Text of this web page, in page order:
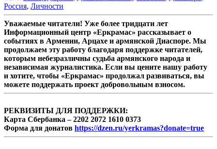
Россия, Личности
Уважаемые читатели! Уже более тридцати лет
Информационный центр «Еркрамас» рассказывает о
событиях в Армении, Арцахе и армянской Диаспоре. Мы
продолжаем эту работу благодаря поддержке читателей,
которым небезразличны судьба армянского народа и
независимая журналистика. Если вы цените нашу работу
и хотите, чтобы «Еркрамас» продолжал развиваться, вы
можете поддержать проект добровольным взносом.
РЕКВИЗИТЫ ДЛЯ ПОДДЕРЖКИ:
Карта Сбербанка – 2202 2072 1610 0373
Форма для донатов https://dzen.ru/yerkramas?donate=true